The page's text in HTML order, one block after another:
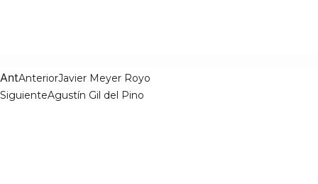
AntAnteriorJavier Meyer Royo
SiguienteAgustín Gil del Pino